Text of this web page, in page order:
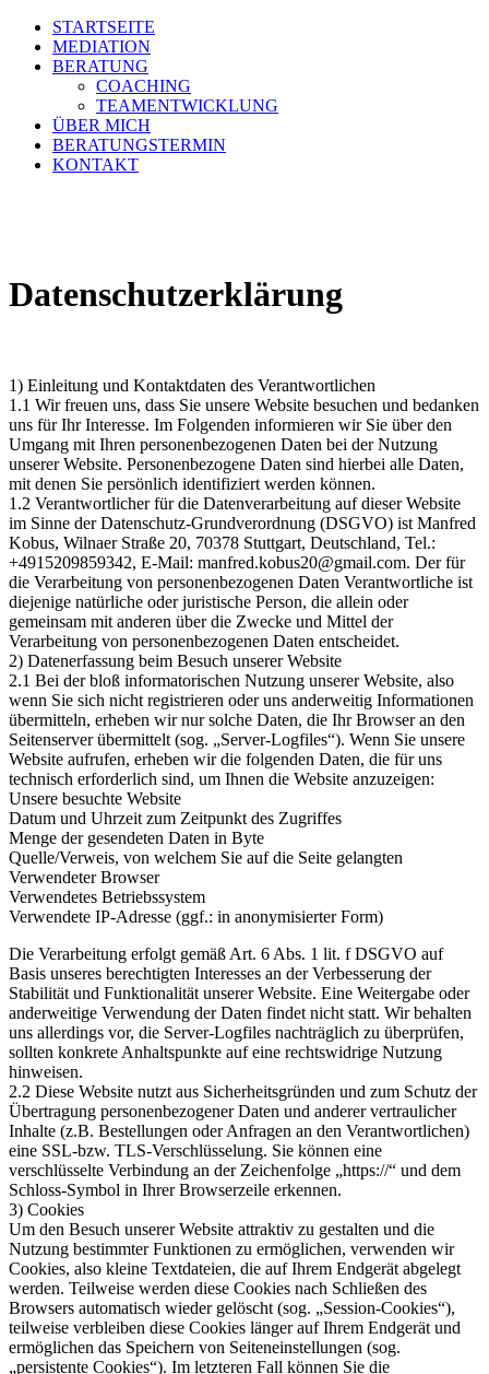
STARTSEITE
MEDIATION
BERATUNG
COACHING
TEAMENTWICKLUNG
ÜBER MICH
BERATUNGSTERMIN
KONTAKT
Datenschutzerklärung
1) Einleitung und Kontaktdaten des Verantwortlichen
1.1 Wir freuen uns, dass Sie unsere Website besuchen und bedanken
uns für Ihr Interesse. Im Folgenden informieren wir Sie über den
Umgang mit Ihren personenbezogenen Daten bei der Nutzung
unserer Website. Personenbezogene Daten sind hierbei alle Daten,
mit denen Sie persönlich identifiziert werden können.
1.2 Verantwortlicher für die Datenverarbeitung auf dieser Website
im Sinne der Datenschutz-Grundverordnung (DSGVO) ist Manfred
Kobus, Wilnaer Straße 20, 70378 Stuttgart, Deutschland, Tel.:
+4915209859342, E-Mail: manfred.kobus20@gmail.com. Der für
die Verarbeitung von personenbezogenen Daten Verantwortliche ist
diejenige natürliche oder juristische Person, die allein oder
gemeinsam mit anderen über die Zwecke und Mittel der
Verarbeitung von personenbezogenen Daten entscheidet.
2) Datenerfassung beim Besuch unserer Website
2.1 Bei der bloß informatorischen Nutzung unserer Website, also
wenn Sie sich nicht registrieren oder uns anderweitig Informationen
übermitteln, erheben wir nur solche Daten, die Ihr Browser an den
Seitenserver übermittelt (sog. „Server-Logfiles“). Wenn Sie unsere
Website aufrufen, erheben wir die folgenden Daten, die für uns
technisch erforderlich sind, um Ihnen die Website anzuzeigen:
Unsere besuchte Website
Datum und Uhrzeit zum Zeitpunkt des Zugriffes
Menge der gesendeten Daten in Byte
Quelle/Verweis, von welchem Sie auf die Seite gelangten
Verwendeter Browser
Verwendetes Betriebssystem
Verwendete IP-Adresse (ggf.: in anonymisierter Form)
Die Verarbeitung erfolgt gemäß Art. 6 Abs. 1 lit. f DSGVO auf
Basis unseres berechtigten Interesses an der Verbesserung der
Stabilität und Funktionalität unserer Website. Eine Weitergabe oder
anderweitige Verwendung der Daten findet nicht statt. Wir behalten
uns allerdings vor, die Server-Logfiles nachträglich zu überprüfen,
sollten konkrete Anhaltspunkte auf eine rechtswidrige Nutzung
hinweisen.
2.2 Diese Website nutzt aus Sicherheitsgründen und zum Schutz der
Übertragung personenbezogener Daten und anderer vertraulicher
Inhalte (z.B. Bestellungen oder Anfragen an den Verantwortlichen)
eine SSL-bzw. TLS-Verschlüsselung. Sie können eine
verschlüsselte Verbindung an der Zeichenfolge „https://“ und dem
Schloss-Symbol in Ihrer Browserzeile erkennen.
3) Cookies
Um den Besuch unserer Website attraktiv zu gestalten und die
Nutzung bestimmter Funktionen zu ermöglichen, verwenden wir
Cookies, also kleine Textdateien, die auf Ihrem Endgerät abgelegt
werden. Teilweise werden diese Cookies nach Schließen des
Browsers automatisch wieder gelöscht (sog. „Session-Cookies“),
teilweise verbleiben diese Cookies länger auf Ihrem Endgerät und
ermöglichen das Speichern von Seiteneinstellungen (sog.
„persistente Cookies“). Im letzteren Fall können Sie die